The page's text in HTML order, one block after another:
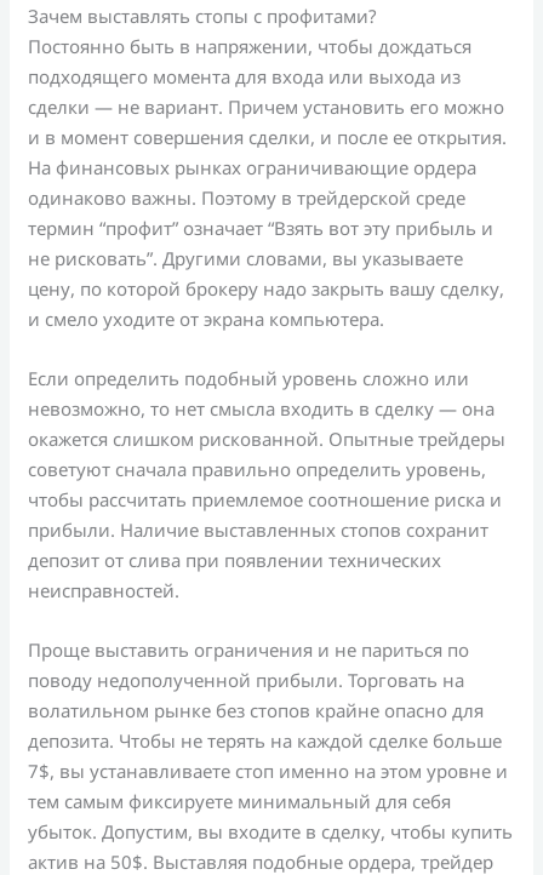
Зачем выставлять стопы с профитами?
Постоянно быть в напряжении, чтобы дождаться
подходящего момента для входа или выхода из
сделки — не вариант. Причем установить его можно
и в момент совершения сделки, и после ее открытия.
На финансовых рынках ограничивающие ордера
одинаково важны. Поэтому в трейдерской среде
термин “профит” означает “Взять вот эту прибыль и
не рисковать”. Другими словами, вы указываете
цену, по которой брокеру надо закрыть вашу сделку,
и смело уходите от экрана компьютера.
Если определить подобный уровень сложно или
невозможно, то нет смысла входить в сделку — она
окажется слишком рискованной. Опытные трейдеры
советуют сначала правильно определить уровень,
чтобы рассчитать приемлемое соотношение риска и
прибыли. Наличие выставленных стопов сохранит
депозит от слива при появлении технических
неисправностей.
Проще выставить ограничения и не париться по
поводу недополученной прибыли. Торговать на
волатильном рынке без стопов крайне опасно для
депозита. Чтобы не терять на каждой сделке больше
7$, вы устанавливаете стоп именно на этом уровне и
тем самым фиксируете минимальный для себя
убыток. Допустим, вы входите в сделку, чтобы купить
актив на 50$. Выставляя подобные ордера, трейдер